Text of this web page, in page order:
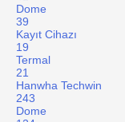
Dome
39
Kayıt Cihazı
19
Termal
21
Hanwha Techwin
243
Dome